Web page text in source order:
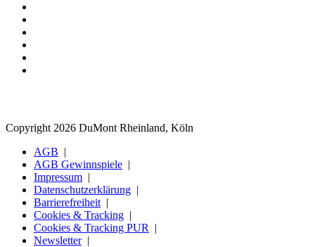
Copyright 2026 DuMont Rheinland, Köln
AGB
AGB Gewinnspiele
Impressum
Datenschutzerklärung
Barrierefreiheit
Cookies & Tracking
Cookies & Tracking PUR
Newsletter